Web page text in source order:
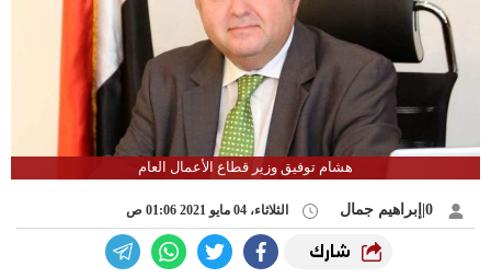
هشام توفيق وزير قطاع الأعمال العام
الثلاثاء، 04 مايو 2021 01:06 ص
شارك